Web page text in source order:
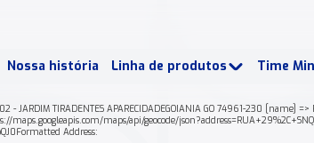
Nossa história Linha de produtos Time
JARDIM TIRADENTES APARECIDADEGOIANIA GO 74961-230 [name] =>
maps/api/geocode/
Address: